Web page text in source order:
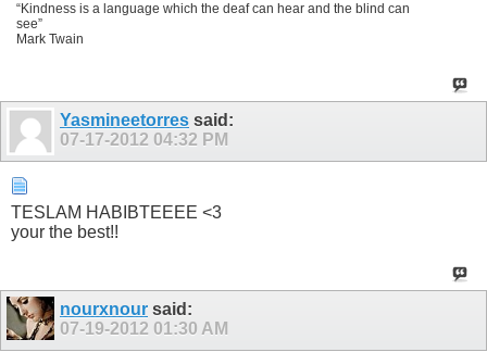
“Kindness is a language which the deaf can hear and the blind can
see”
Mark Twain
Yasmineetorres said:
07-17-2012 04:32 PM
TESLAM HABIBTEEEE <3
your the best!!
nourxnour said:
07-19-2012 01:30 AM